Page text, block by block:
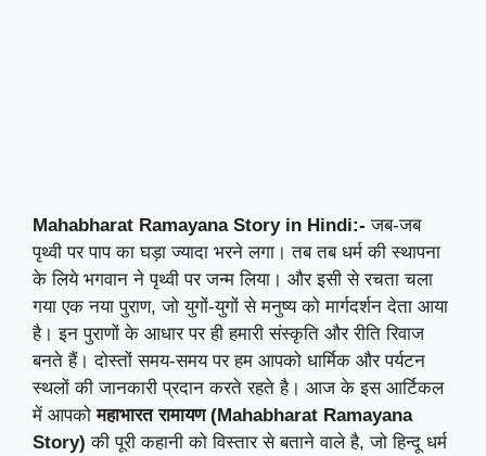
Mahabharat Ramayana Story in Hindi:- जब-जब
पृथ्वी पर पाप का घड़ा ज्यादा भरने लगा। तब तब धर्म की स्थापना
के लिये भगवान ने पृथ्वी पर जन्म लिया। और इसी से रचता चला
गया एक नया पुराण, जो युगों-युगों से मनुष्य को मार्गदर्शन देता आया
है। इन पुराणों के आधार पर ही हमारी संस्कृति और रीति रिवाज
बनते हैं। दोस्तों समय-समय पर हम आपको धार्मिक और पर्यटन
स्थलों की जानकारी प्रदान करते रहते है। आज के इस आर्टिकल
में आपकोमहाभारत रामायण (Mahabharat Ramayana
Story) की पूरी कहानी को विस्तार से बताने वाले है, जो हिन्दू धर्म